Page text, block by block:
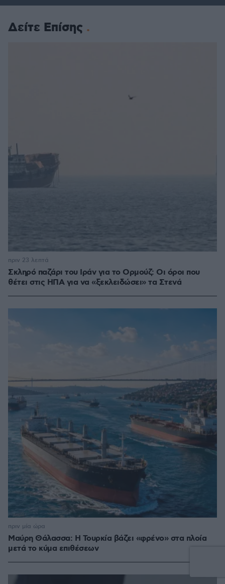
Δείτε Επίσης
Σκληρό παζάρι του Ιράν για το Ορμούζ: Οι όροι που
θέτει στις ΗΠΑ για να «ξεκλειδώσει» τα Στενά
πριν 23 λεπτά
Μαύρη Θάλασσα: Η Τουρκία βάζει «φρένο» στα πλοία
μετά το κύμα επιθέσεων
πριν μία ώρα